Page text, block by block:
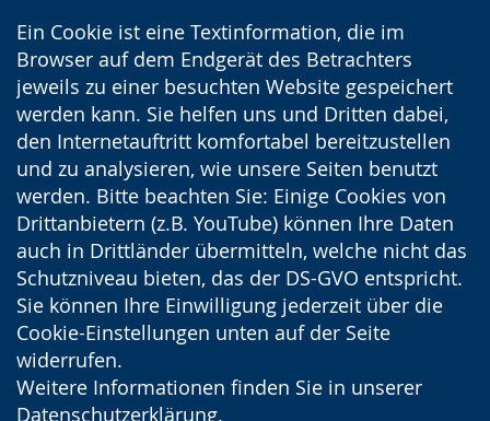
Ein Cookie ist eine Textinformation, die im
Browser auf dem Endgerät des Betrachters
jeweils zu einer besuchten Website gespeichert
werden kann. Sie helfen uns und Dritten dabei,
den Internetauftritt komfortabel bereitzustellen
und zu analysieren, wie unsere Seiten benutzt
werden. Bitte beachten Sie: Einige Cookies von
Drittanbietern (z.B. YouTube) können Ihre Daten
auch in Drittländer übermitteln, welche nicht das
Schutzniveau bieten, das der DS-GVO entspricht.
Sie können Ihre Einwilligung jederzeit über die
Cookie-Einstellungen unten auf der Seite
widerrufen.
Weitere Informationen finden Sie in unserer
Datenschutzerklärung.